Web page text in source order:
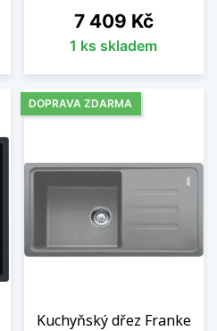
Cena
7 409 Kč
1 ks skladem
Kuchyňský dřez Franke
DOPRAVA ZDARMA